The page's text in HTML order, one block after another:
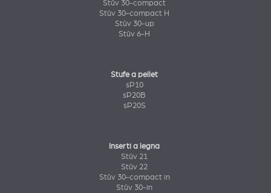
Stûv 30-compact
Stûv 30-compact H
Stûv 30-up
Stûv 6-H
Stufe a pellet
sP10
sP20B
sP20S
Inserti a legna
Stûv 21
Stûv 22
Stûv 30-compact in
Stûv 30-in